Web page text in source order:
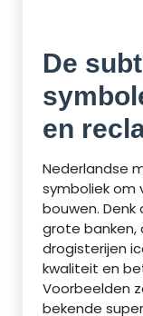
De
en
Nederlandse
symboliek om
bouwen. Denk
grote banken,
drogisterijen
kwaliteit en
Voorbeelden
bekende